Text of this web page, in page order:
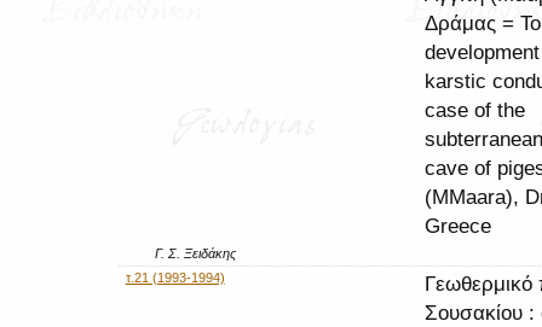
Δράμας =
karstic
case of the
cave of
(MMaara),
Greece
Γ. Σ. Ξειδάκης
τ.21 (1993-1994)
Γεωθερμικό
Σουσακίου :